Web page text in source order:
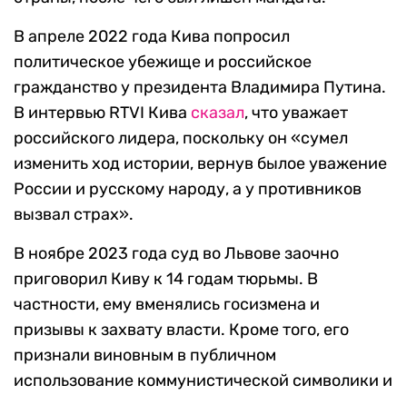
В апреле 2022 года Кива попросил
политическое убежище и российское
гражданство у президента Владимира Путина.
В интервью RTVI Кива сказал, что уважает
российского лидера, поскольку он «сумел
изменить ход истории, вернув былое уважение
России и русскому народу, а у противников
вызвал страх».
В ноябре 2023 года суд во Львове заочно
приговорил Киву к 14 годам тюрьмы. В
частности, ему вменялись госизмена и
призывы к захвату власти. Кроме того, его
признали виновным в публичном
использование коммунистической символики и